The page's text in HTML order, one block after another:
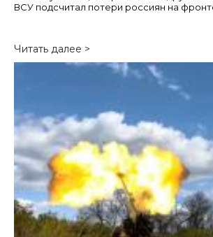
ВСУ подсчитал потери россиян на
Читать далее >